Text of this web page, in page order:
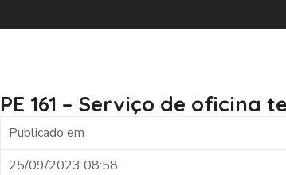
PE 161 – Serviço de oficina
Publicado em
25/09/2023 08:58